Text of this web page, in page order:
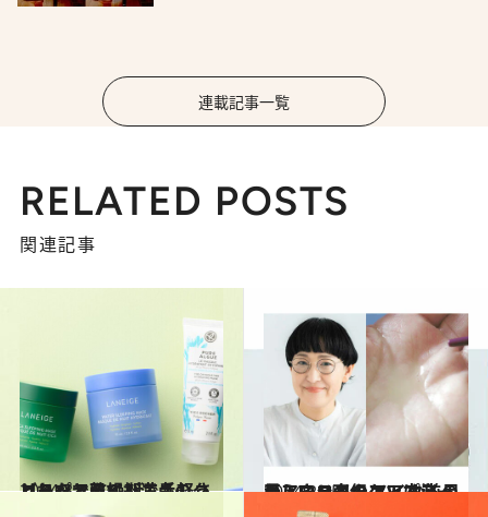
連載記事一覧
RELATED POSTS
関連記事
2024.3.3
コスパ、タイパ、手軽さ どれをとっても満点のクリームで乾燥期でもしっとりツヤ肌に
ビューティ＆ヘルス 2024.2.25
ヘア＆メイクアップアーティスト直伝 メイク前の正しいスキンケア方法 目からウロコのコツは必見！
ビューティ＆ヘルス